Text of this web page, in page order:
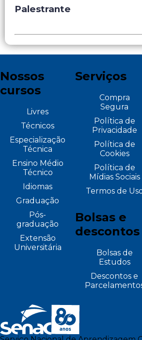
Palestrante
Nossos
cursos
Livres
Técnicos
Especialização
Técnica
Ensino Médio
Técnico
Idiomas
Graduação
Pós-
graduação
Extensão
Universitária
Serviços
Compra
Segura
Política de
Privacidade
Política de
Cookies
Política de
Mídias Sociais
Termos de
Bolsas e
descontos
Bolsas de
Estudos
Descontos e